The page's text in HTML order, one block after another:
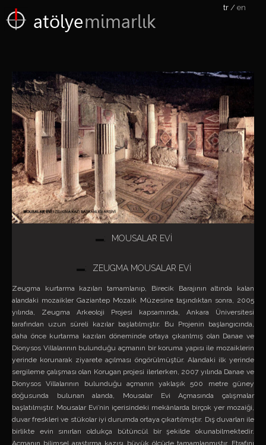
atölyemimarlık
tr en
MOUSALAR EVİ
ZEUGMA MOUSALAR EVİ
Zeugma kurtarma kazıları tamamlanıp, Birecik Barajının altında kalan
alandaki mozaikler Gaziantep Mozaik Müzesine taşındıktan sonra, 2005
yılında, Zeugma Arkeoloji Projesi kapsamında, Ankara Üniversitesi
tarafından uzun süreli kazılar başlatılmıştır. Bu Projenin başlangıcında,
daha önce kurtarma kazıları döneminde ortaya çıkarılmış olan Danae ve
Dionysos Villalarının bulunduğu açmanın bir koruma yapısı ile mozaiklerin
yerinde korunarak ziyarete açılması öngörülmüştür. Alandaki ilk yerinde
sergileme çalışması olan Korugan projesi ilerlerken, 2007 yılında Danae ve
Dionysos Villalarının bulunduğu açmanın yaklaşık 500 metre güney
doğusunda bulunan alanda, Mousalar Evi Açmasında çalışmalar
başlatılmıştır. Mousalar Evi’nin içerisindeki mekânlarda birçok yer mozaiği,
duvar freskleri ve stükolar iyi durumda ortaya çıkartılmıştır. Dış duvarları ile
birlikte evin sınırları oldukça bütüncül bir şekilde okunabilmektedir.
Açmanın bilimsel araştırma kazısı büyük ölçüde tamamlanmıştır. Etrafını